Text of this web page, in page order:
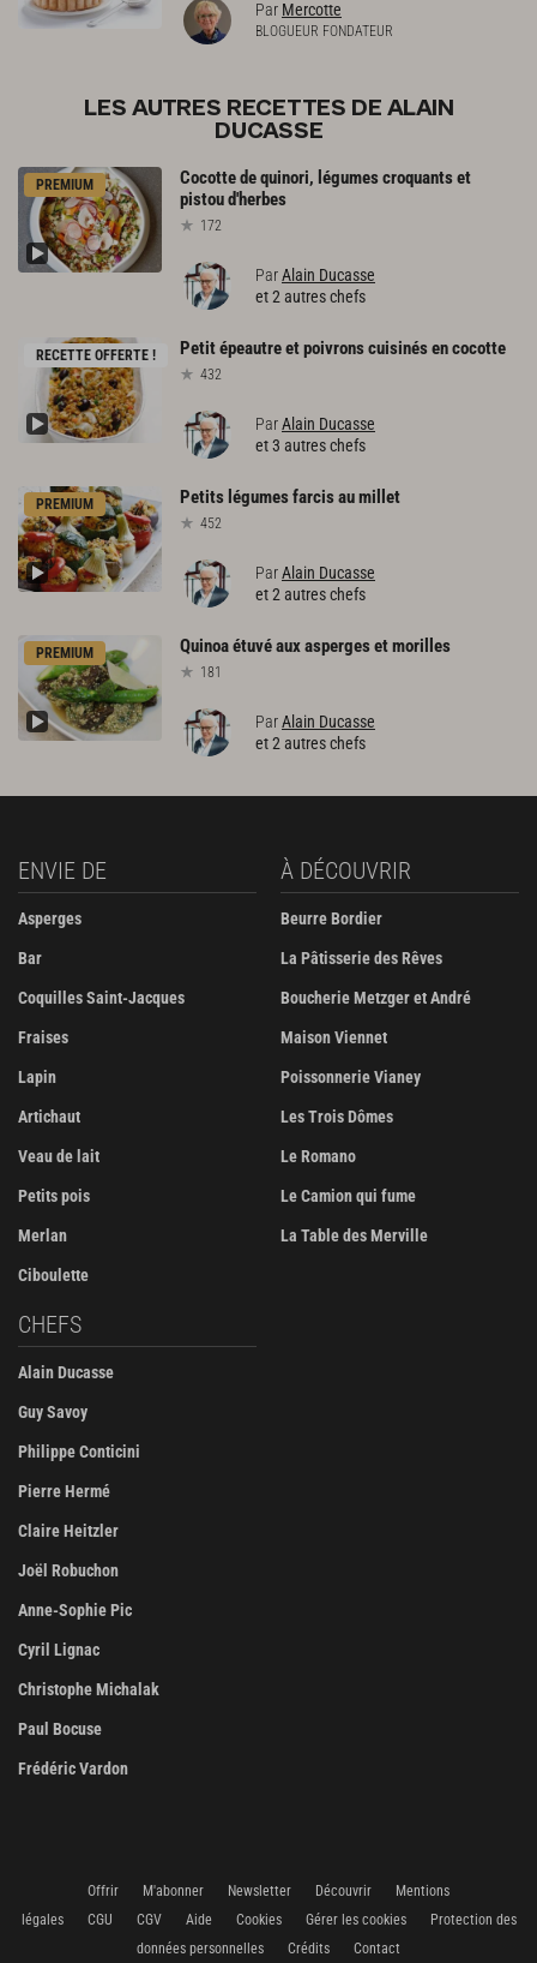
Par Mercotte
BLOGUEUR FONDATEUR
LES AUTRES RECETTES DE ALAIN
DUCASSE
PREMIUM Cocottedequinori, légumescroquantset
pistoud'herbes
172
ParAlain Ducasse
et 2 autres chefs
RECETTE OFFERTE ! Petitépeautreetpoivronscuisinésencocotte
432
ParAlain Ducasse
et 3 autres chefs
PREMIUM Petits légumesfarcisaumillet
452
ParAlain Ducasse
et 2 autres chefs
PREMIUM Quinoaétuvéauxaspergesetmorilles
181
ParAlain Ducasse
et 2 autres chefs
ENVIE DE
Asperges
Bar
Coquilles Saint-Jacques
Fraises
Lapin
Artichaut
Veau de lait
Petits pois
Merlan
Ciboulette
À DÉCOUVRIR
Beurre Bordier
La Pâtisserie des Rêves
Boucherie Metzger et André
Maison Viennet
Poissonnerie Vianey
Les Trois Dômes
Le Romano
Le Camion qui fume
La Table des Merville
CHEFS
Alain Ducasse
Guy Savoy
Philippe Conticini
Pierre Hermé
Claire Heitzler
Joël Robuchon
Anne-Sophie Pic
Cyril Lignac
Christophe Michalak
Paul Bocuse
Frédéric Vardon
Offrir M'abonner Newsletter Découvrir
Mentions
légales
CGU CGV Aide Cookies Gérer les cookies
Protection des
données personnelles
Crédits Contact